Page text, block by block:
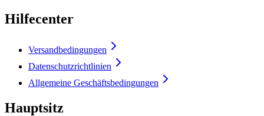
Hilfecenter
Versandbedingungen
Datenschutzrichtlinien
Allgemeine Geschäftsbedingungen
Hauptsitz